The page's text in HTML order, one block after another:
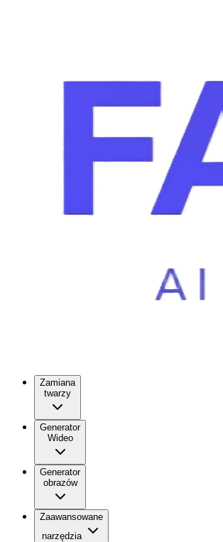
Zamiana
twarzy
Generator
Wideo
Generator
obrazów
Zaawansowane
narzędzia